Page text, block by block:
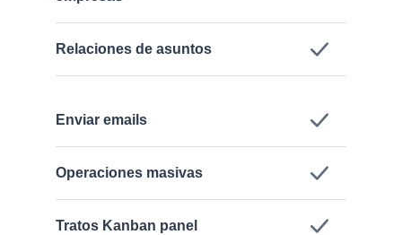
Relaciones de asuntos
Enviar emails
Operaciones masivas
Tratos Kanban panel